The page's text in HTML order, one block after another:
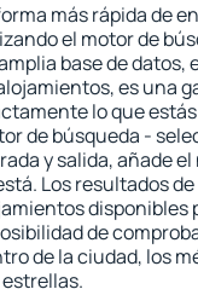
más rápida de
el motor de
base de datos,
es una
lo que
de búsqueda -
y salida, añade
Los resultados
disponibles
de
de la ciudad, los